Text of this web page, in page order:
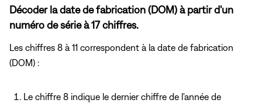
Décoder la date de fabrication (DOM) à partir d'un
numéro de série à 17 chiffres.
Les chiffres 8 à 11 correspondent à la date de fabrication
(DOM) :
Le chiffre 8 indique le dernier chiffre de l'année de